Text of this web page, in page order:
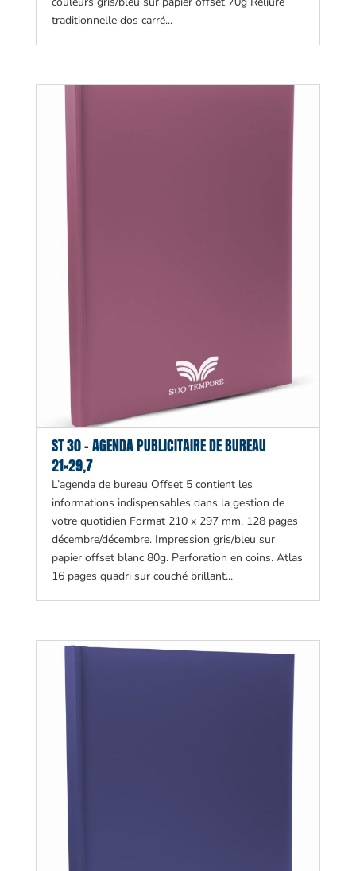
traditionnelle dos carré...
ST 30 – AGENDA PUBLICITAIRE DE BUREAU
21×29,7
L’agenda de bureau Offset 5 contient les
informations indispensables dans la gestion de
votre quotidien Format 210 x 297 mm. 128 pages
décembre/décembre. Impression gris/bleu sur
papier offset blanc 80g. Perforation en coins. Atlas
16 pages quadri sur couché brillant...